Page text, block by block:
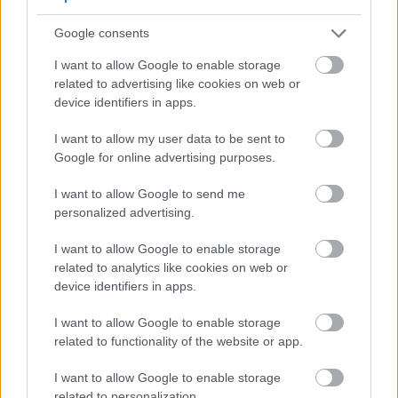
Google consents
I want to allow Google to enable storage
related to advertising like cookies on web or
device identifiers in apps.
I want to allow my user data to be sent to
Google for online advertising purposes.
I want to allow Google to send me
personalized advertising.
I want to allow Google to enable storage
related to analytics like cookies on web or
device identifiers in apps.
I want to allow Google to enable storage
related to functionality of the website or app.
I want to allow Google to enable storage
malčem u djelomično zasjenjenom vrtu, okružen
mekim zelenilom i prošaranom sunčevom svjetlošću.
rezolucije.
Raspored zalijevanja mladog
luka
Konstantna vlažnost daje najbolji mladi luk. Ove
zalijevanje. Gornji sloj zemlje treba ostati